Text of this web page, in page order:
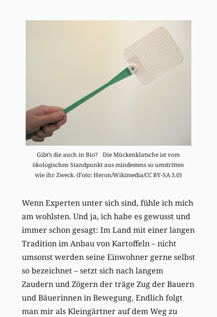
Gibt’s die auch in Bio? Die Mückenklatsche ist vom
ökologischen Standpunkt aus mindestens so umstritten
wie ihr Zweck. (Foto: Heron/Wikimedia/CC BY-SA 3.0)
Wenn Experten unter sich sind, fühle ich mich
am wohlsten. Und ja, ich habe es gewusst und
immer schon gesagt: Im Land mit einer langen
Tradition im Anbau von Kartoffeln – nicht
umsonst werden seine Einwohner gerne selbst
so bezeichnet – setzt sich nach langem
Zaudern und Zögern der träge Zug der Bauern
und Bäuerinnen in Bewegung. Endlich folgt
man mir als Kleingärtner auf dem Weg zu